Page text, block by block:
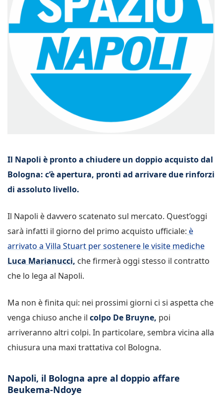
Il Napoli è pronto a chiudere un doppio acquisto dal
Bologna: c’è apertura, pronti ad arrivare due rinforzi
di assoluto livello.
Il Napoli è davvero scatenato sul mercato. Quest’oggi
sarà infatti il giorno del primo acquisto ufficiale: è
arrivato a Villa Stuart per sostenere le visite mediche
Luca Marianucci, che firmerà oggi stesso il contratto
che lo lega al Napoli.
Ma non è finita qui: nei prossimi giorni ci si aspetta che
venga chiuso anche il colpo De Bruyne, poi
arriveranno altri colpi. In particolare, sembra vicina alla
chiusura una maxi trattativa col Bologna.
Napoli, il Bologna apre al doppio affare
Beukema-Ndoye